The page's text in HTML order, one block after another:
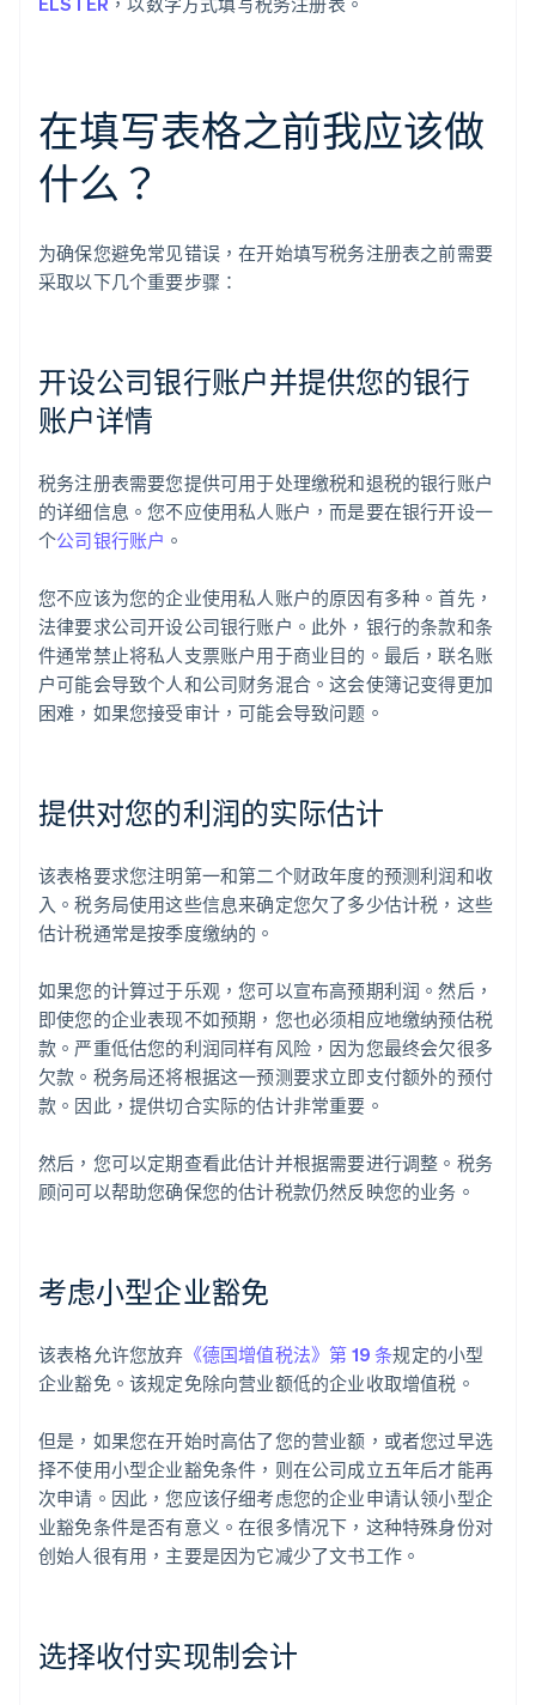
在填写表格之前我应该做
什么？
为确保您避免常见错误，在开始填写税务注册表之前需要
采取以下几个重要步骤：
开设公司银行账户并提供您的银行
账户详情
税务注册表需要您提供可用于处理缴税和退税的银行账户
的详细信息。您不应使用私人账户，而是要在银行开设一
个公司银行账户 。
您不应该为您的企业使用私人账户的原因有多种。首先，
法律要求公司开设公司银行账户。此外，银行的条款和条
件通常禁止将私人支票账户用于商业目的。最后，联名账
户可能会导致个人和公司财务混合。这会使簿记变得更加
困难，如果您接受审计，可能会导致问题。
提供对您的利润的实际估计
该表格要求您注明第一和第二个财政年度的预测利润和收
入。税务局使用这些信息来确定您欠了多少估计税，这些
估计税通常是按季度缴纳的。
如果您的计算过于乐观，您可以宣布高预期利润。然后，
即使您的企业表现不如预期，您也必须相应地缴纳预估税
款。严重低估您的利润同样有风险，因为您最终会欠很多
欠款。税务局还将根据这一预测要求立即支付额外的预付
款。因此，提供切合实际的估计非常重要。
然后，您可以定期查看此估计并根据需要进行调整。税务
顾问可以帮助您确保您的估计税款仍然反映您的业务。
考虑小型企业豁免
该表格允许您放弃 《德国增值税法》第 19 条规定的小型
企业豁免。该规定免除向营业额低的企业收取增值税。
但是，如果您在开始时高估了您的营业额，或者您过早选
择不使用小型企业豁免条件，则在公司成立五年后才能再
次申请。因此，您应该仔细考虑您的企业申请认领小型企
业豁免条件是否有意义。在很多情况下，这种特殊身份对
创始人很有用，主要是因为它减少了文书工作。
选择收付实现制会计